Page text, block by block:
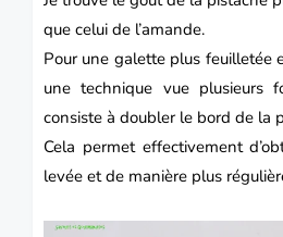
que celui de l’amande.
Pour une galette plus feuilletée
une technique vue
consiste à doubler le bord de la
Cela permet effectivement
levée et de manière plus